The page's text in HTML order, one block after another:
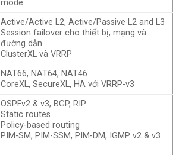
mode
Active/Active L2, Active/Passive L2 and L3
Session failover cho thiết bị, mạng và
đường dẫn
ClusterXL và VRRP
NAT66, NAT64, NAT46
CoreXL, SecureXL, HA với VRRP-v3
OSPFv2 & v3, BGP, RIP
Static routes
Policy-based routing
PIM-SM, PIM-SSM, PIM-DM, IGMP v2 & v3